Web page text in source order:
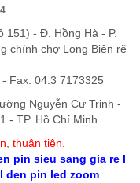
151) - Đ. Hồng Hà - P.
chính chợ Long Biên rẽ
Fax: 04.3 7173325
Nguyễn Cư Trinh -
- TP. Hồ Chí Minh
thuận tiện
pin sieu sang gia rel
den pin led zoom